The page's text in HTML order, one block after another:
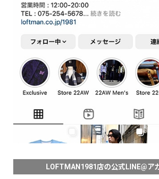
LOFTMAN1981店の公式LINE@ア